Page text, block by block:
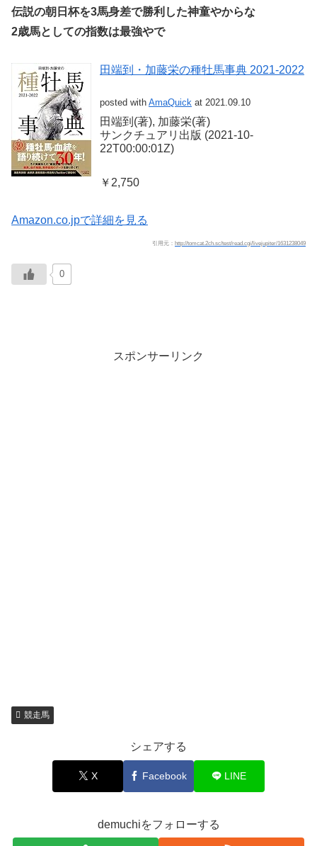
伝説の朝日杯を3馬身差で勝利した神童やからな
2歳馬としての指数は最強やで
田端到・加藤栄の種牡馬事典 2021-2022
posted with AmaQuick at 2021.09.10
田端到(著), 加藤栄(著)
サンクチュアリ出版 (2021-10-
22T00:00:01Z)
￥2,750
Amazon.co.jpで詳細を見る
引用元： http://tomcat.2ch.sc/test/read.cgi/livejupiter/1631238049
0
スポンサーリンク
競走馬
シェアする
X Facebook LINE
demuchiをフォローする